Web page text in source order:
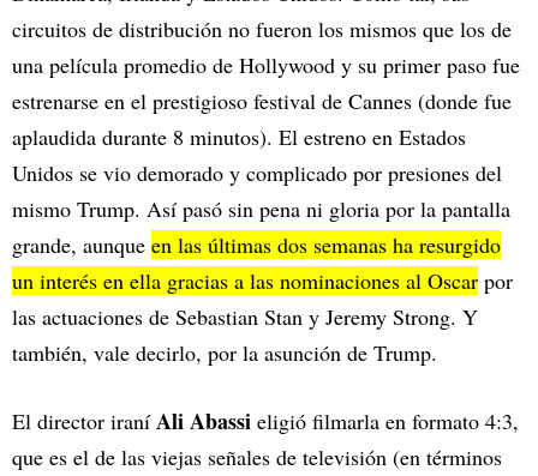
circuitos de distribución no fueron los mismos que los de
una película promedio de Hollywood y su primer paso fue
estrenarse en el prestigioso festival de Cannes (donde fue
aplaudida durante 8 minutos). El estreno en Estados
Unidos se vio demorado y complicado por presiones del
mismo Trump. Así pasó sin pena ni gloria por la pantalla
grande, aunque en las últimas dos semanas ha resurgido
un interés en ella gracias a las nominaciones al Oscar por
las actuaciones de Sebastian Stan y Jeremy Strong. Y
también, vale decirlo, por la asunción de Trump.
El director iraní Ali Abassi eligió filmarla en formato 4:3,
que es el de las viejas señales de televisión (en términos